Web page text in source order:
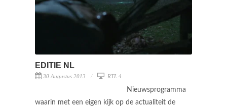
EDITIE NL
30 Augustus 2013 RTL 4
Nieuwsprogramma
waarin met een eigen kijk op de actualiteit de